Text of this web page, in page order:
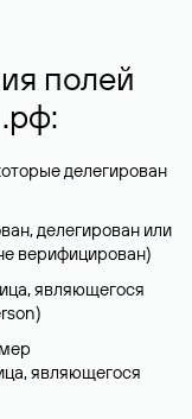
полей
делегирован
делегирован или
верифицирован)
являющегося
являющегося